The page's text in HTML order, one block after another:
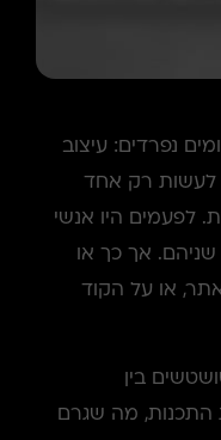
נפרדים: עיצוב
לעשות רק אחד
לפעמים היו אנשי
אך כך או
או על הקוד
בין
התכנות, מה שגרם